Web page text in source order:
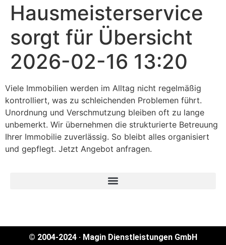
Hausmeisterservice
sorgt für Übersicht
2026-02-16 13:20
Viele Immobilien werden im Alltag nicht regelmäßig
kontrolliert, was zu schleichenden Problemen führt.
Unordnung und Verschmutzung bleiben oft zu lange
unbemerkt. Wir übernehmen die strukturierte Betreuung
Ihrer Immobilie zuverlässig. So bleibt alles organisiert
und gepflegt. Jetzt Angebot anfragen.
© 2004-2024 · Magin Dienstleistungen GmbH